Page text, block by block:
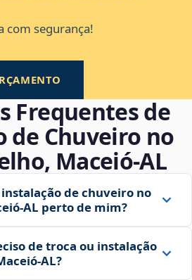
com segurança!
Frequentes de
de Chuveiro no
Maceió‑AL
de chuveiro no
perto de mim?
de troca ou instalação